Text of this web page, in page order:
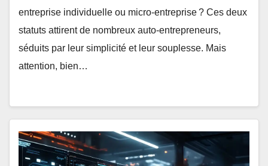
entreprise individuelle ou micro-entreprise ? Ces deux
statuts attirent de nombreux auto-entrepreneurs,
séduits par leur simplicité et leur souplesse. Mais
attention, bien…